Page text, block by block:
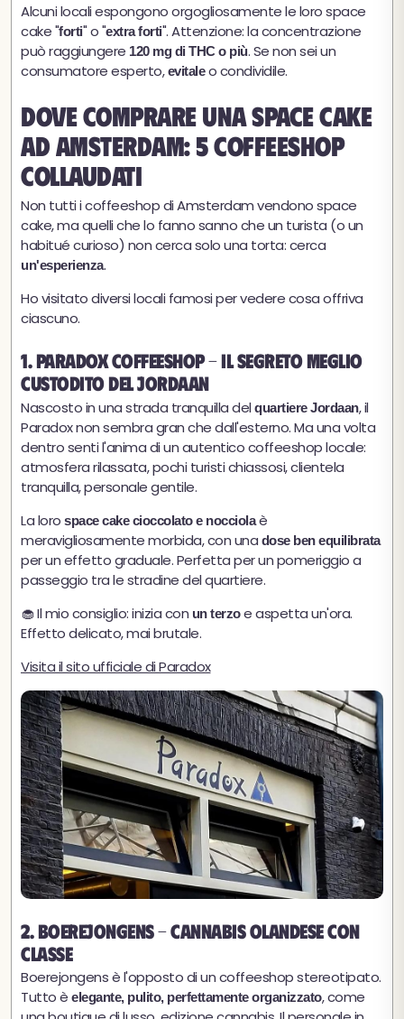
Alcuni locali espongono orgogliosamente le loro space
cake "forti" o "extra forti". Attenzione: la concentrazione
può raggiungere 120 mg di THC o più. Se non sei un
consumatore esperto,evitaleo condividile.
Dove comprare una space cake
ad Amsterdam: 5 coffeeshop
collaudati
Non tutti i coffeeshop di Amsterdam vendono space
cake, ma quelli che lo fanno sanno che un turista (o un
habitué curioso) non cerca solo una torta: cerca
un'esperienza.
Ho visitato diversi locali famosi per vedere cosa offriva
ciascuno.
1. Paradox Coffeeshop - Il segreto meglio
custodito del Jordaan
Nascosto in una strada tranquilla del quartiere Jordaan, il
Paradox non sembra gran che dall'esterno. Ma una volta
dentro senti l'anima di un autentico coffeeshop locale:
atmosfera rilassata, pochi turisti chiassosi, clientela
tranquilla, personale gentile.
La loro space cake cioccolato e nocciolaè
meravigliosamente morbida, con una dose ben equilibrata
per un effetto graduale. Perfetta per un pomeriggio a
passeggio tra le stradine del quartiere.
🧁 Il mio consiglio: inizia con un terzoe aspetta un'ora.
Effetto delicato, mai brutale.
Visita il sito ufficiale di Paradox
2. Boerejongens - Cannabis olandese con
classe
Boerejongens è l'opposto di un coffeeshop stereotipato.
Tutto è elegante, pulito, perfettamente organizzato, come